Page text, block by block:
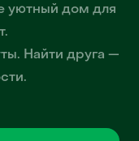
уютный дом для
Найти друга —